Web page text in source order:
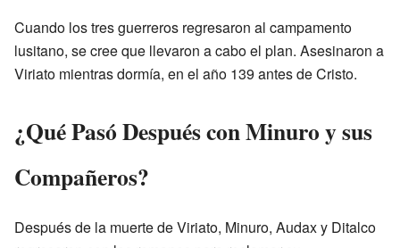
Cuando los tres guerreros regresaron al campamento
lusitano, se cree que llevaron a cabo el plan. Asesinaron a
Viriato mientras dormía, en el año 139 antes de Cristo.
¿Qué Pasó Después con Minuro y sus
Compañeros?
Después de la muerte de Viriato, Minuro, Audax y Ditalco